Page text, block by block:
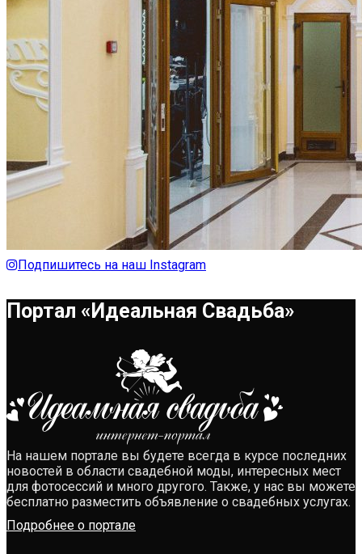
Подпишитесь на наш Instagram
Портал «Идеальная Свадьба»
На нашем портале вы будете всегда в курсе последних
новостей в области свадебной моды, интересных мест
для фотосессий и много другого. Также, у нас вы можете
бесплатно разместить объявление о свадебных услугах.
Подробнее о портале